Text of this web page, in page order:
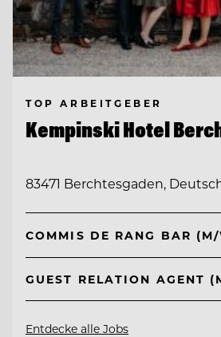
TOP ARBEITGEBER
Kempinski Hotel
83471 Berchtesgaden,
COMMIS DE RANG BAR
GUEST RELATION AGENT
Entdecke alle Jobs